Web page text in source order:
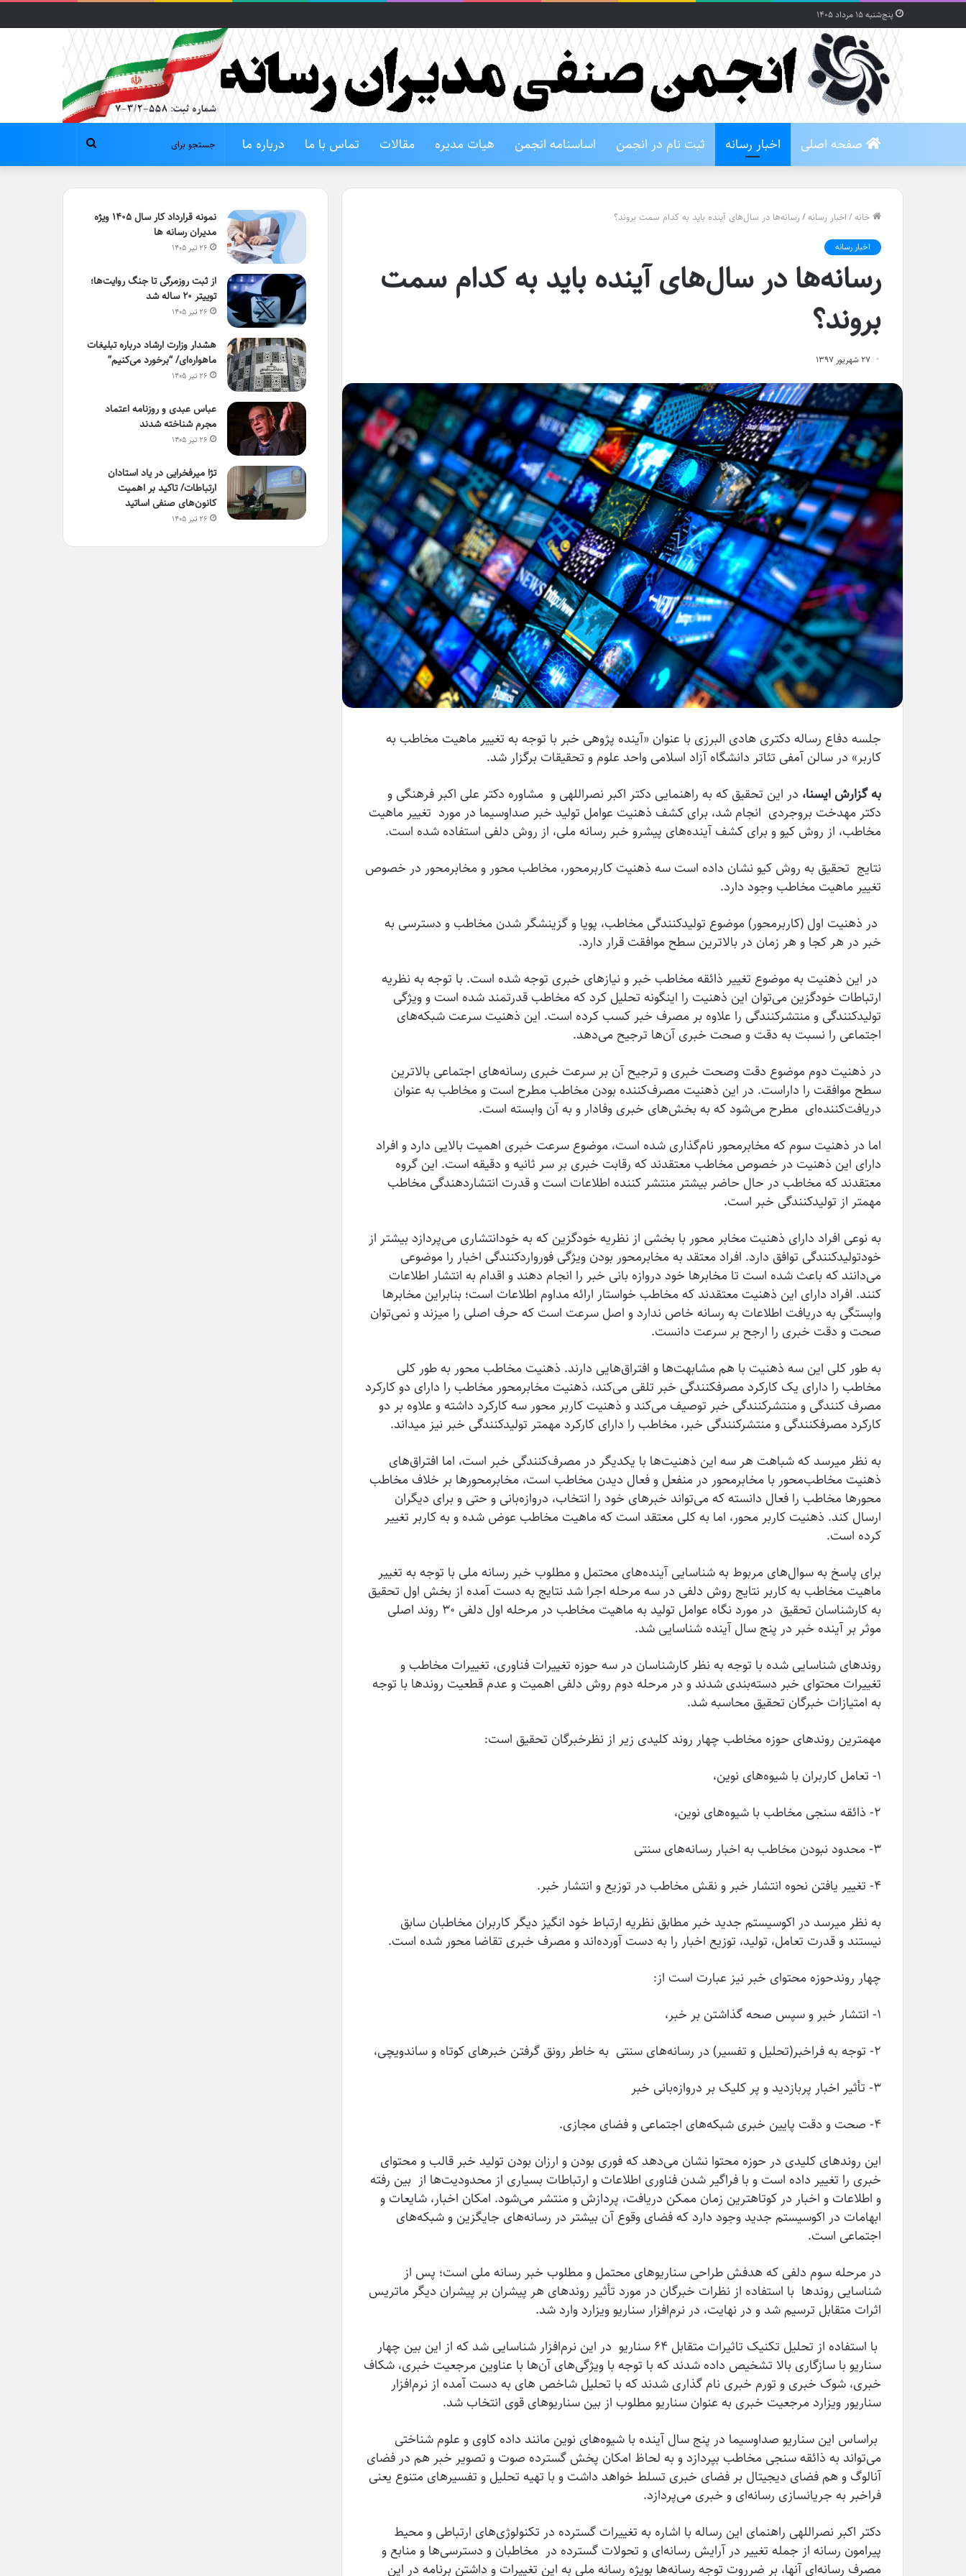
پنج‌شنبه ۱۵ مرداد ۱۴۰۵
صفحه اصلی اخبار رسانه ثبت نام در انجمن اساسنامه انجمن هیات مدیره مقالات تماس با ما درباره ما جستجو
برای
خانه/ اخبار رسانه/ رسانه‌ها در سال‌های آینده باید به کدام سمت بروند؟
اخبار رسانه
رسانه‌ها در سال‌های آینده باید به کدام سمت
بروند؟
۲۷ شهریور ۱۳۹۷
جلسه دفاع رساله دکتری هادی البرزی با عنوان «آینده پژوهی خبر با توجه به تغییر ماهیت مخاطب به
کاربر» در سالن آمفی تئاتر دانشگاه آزاد اسلامی واحد علوم و تحقیقات برگزار شد.
به گزارش ایسنا، در این تحقیق که به راهنمایی دکتر اکبر نصراللهی و مشاوره دکتر علی اکبر فرهنگی و
دکتر مهدخت بروجردی انجام شد، برای کشف ذهنیت عوامل تولید خبر صداوسیما در مورد تغییر ماهیت
مخاطب، از روش کیو و برای کشف آینده‌های پیشرو خبر رسانه ملی، از روش دلفی استفاده شده است.
نتایج تحقیق به روش کیو نشان داده است سه ذهنیت کاربرمحور، مخاطب محور و مخابرمحور در خصوص
تغییر ماهیت مخاطب وجود دارد.
در ذهنیت اول (کاربرمحور) موضوع تولیدکنندگی مخاطب، پویا و گزینشگر شدن مخاطب و دسترسی به
خبر در هر کجا و هر زمان در بالاترین سطح موافقت قرار دارد.
در این ذهنیت به موضوع تغییر ذائقه مخاطب خبر و نیازهای خبری توجه شده است. با توجه به نظریه
ارتباطات خودگزین می‌توان این ذهنیت را این­گونه تحلیل کرد که مخاطب قدرتمند شده است و ویژگی
تولیدکنندگی و منتشرکنندگی را علاوه بر مصرف خبر کسب کرده است. این ذهنیت سرعت شبکه‌های
اجتماعی را نسبت به دقت و صحت خبری آن‌ها ترجیح می‌دهد.
در ذهنیت دوم موضوع دقت وصحت خبری و ترجیح آن بر سرعت خبری رسانه‌­های اجتماعی بالاترین
سطح موافقت را داراست. در این ذهنیت مصرف‌کننده بودن مخاطب مطرح است و مخاطب به عنوان
دریافت‌کننده‌­ای مطرح می‌شود که به بخش‌های خبری وفادار و به آن وابسته است.
اما در ذهنیت سوم که مخابرمحور نام‌گذاری شده است، موضوع سرعت خبری اهمیت بالایی دارد و افراد
دارای این ذهنیت در خصوص مخاطب معتقدند که رقابت خبری بر سر ثانیه و دقیقه است. این گروه
معتقدند که مخاطب در حال حاضر بیشتر منتشر کننده اطلاعات است و قدرت انتشاردهندگی مخاطب
مهمتر از تولیدکنندگی خبر است.
به نوعی افراد دارای ذهنیت مخابر محور با بخشی از نظریه خودگزین که به خودانتشاری می‌پردازد بیشتر از
خودتولیدکنندگی توافق دارد. افراد معتقد به مخابرمحور بودن ویژگی فورواردکنندگی اخبار را موضوعی
می‌دانند که باعث شده است تا مخابرها خود دروازه بانی خبر را انجام دهند و اقدام به انتشار اطلاعات
کنند. افراد دارای این ذهنیت معتقدند که مخاطب خواستار ارائه مداوم اطلاعات است؛ بنابراین مخابرها
وابستگی به دریافت اطلاعات به رسانه خاص ندارد و اصل سرعت است که حرف اصلی را می­زند و نمی‌توان
صحت و دقت خبری را ارجح بر سرعت دانست.
به طور کلی این سه ذهنیت با هم مشابهت­‌ها و افتراق‌­هایی دارند. ذهنیت مخاطب محور به طور کلی
مخاطب را دارای یک کارکرد مصرف­کنندگی خبر تلقی می‌کند، ذهنیت مخابرمحور مخاطب را دارای دو کارکرد
مصرف کنندگی و منتشرکنندگی خبر توصیف می‌کند و ذهنیت کاربر محور سه کارکرد داشته و علاوه بر دو
کارکرد مصرف­کنندگی و منتشرکنندگی خبر، مخاطب را دارای کارکرد مهمتر تولیدکنندگی خبر نیز می­داند.
به نظر می­رسد که شباهت هر سه این ذهنیت­‌ها با یکدیگر در مصرف‌­کنندگی خبر است، اما افتراق‌­های
ذهنیت مخاطب­‌محور با مخابرمحور در منفعل و فعال دیدن مخاطب است، مخابرمحورها بر خلاف مخاطب
محورها مخاطب را فعال دانسته که می‌­تواند خبرهای خود را انتخاب، دروازه‌­بانی و حتی و برای دیگران
ارسال کند. ذهنیت کاربر محور، اما به کلی معتقد است که ماهیت مخاطب عوض شده و به کاربر تغییر
کرده است.
برای پاسخ به سوال­‌های مربوط به شناسایی آینده­‌های محتمل و مطلوب خبر رسانه ملی با توجه به تغییر
ماهیت مخاطب به کاربر نتایج روش دلفی در سه مرحله اجرا شد نتایج به دست آمده از بخش اول تحقیق
به کارشناسان تحقیق در مورد نگاه عوامل تولید به ماهیت مخاطب در مرحله اول دلفی ۳۰ روند اصلی
موثر بر آینده خبر در پنج سال آینده شناسایی شد.
روندهای شناسایی شده با توجه به نظر کارشناسان در سه حوزه تغییرات فناوری، تغییرات مخاطب و
تغییرات محتوای خبر دسته­‌بندی شدند و در مرحله دوم روش دلفی اهمیت و عدم قطعیت روندها با توجه
به امتیازات خبرگان تحقیق محاسبه شد.
مهم­ترین روندهای حوزه مخاطب چهار روند کلیدی زیر از نظرخبرگان تحقیق است:
۱- تعامل کاربران با شیوه‌های نوین،
۲- ذائقه­ سنجی مخاطب با شیوه‌های نوین،
۳- محدود نبودن مخاطب به اخبار رسانه­‌های سنتی
۴- تغییر یافتن نحوه انتشار خبر و نقش مخاطب در توزیع و انتشار خبر.
به نظر می­رسد در اکوسیستم جدید خبر مطابق نظریه ارتباط خود انگیز دیگر کاربران مخاطبان سابق
نیستند و قدرت تعامل، تولید، توزیع اخبار را به دست آورده‌­اند و مصرف خبری تقاضا محور شده است.
چهار روندحوزه محتوای خبر نیز عبارت است از:
۱- انتشار خبر و سپس صحه گذاشتن بر خبر،
۲- توجه به فراخبر(تحلیل و تفسیر) در رسانه‌­های سنتی به خاطر رونق گرفتن خبرهای کوتاه و ساندویچی،
۳- تأثیر اخبار پربازدید و پر کلیک بر دروازه‌­بانی خبر
۴- صحت و دقت پایین خبری شبکه‌های اجتماعی و فضای مجازی.
این روندهای کلیدی در حوزه محتوا نشان می‌دهد که فوری بودن و ارزان بودن تولید خبر قالب و محتوای
خبری را تغییر داده است و با فراگیر شدن فناوری اطلاعات و ارتباطات بسیاری از محدودیت­‌ها از بین رفته
و اطلاعات و اخبار در کوتاهترین زمان ممکن دریافت، پردازش و منتشر می‌شود. امکان اخبار، شایعات و
ابهامات در اکوسیستم جدید وجود دارد که فضای وقوع آن بیشتر در رسانه‌های جایگزین و شبکه‌های
اجتماعی است.
در مرحله سوم دلفی که هدفش طراحی سناریوهای محتمل و مطلوب خبر رسانه ملی است؛ پس از
شناسایی روندها با استفاده از نظرات خبرگان در مورد تأثیر روندهای هر پیشران بر پیشران دیگر ماتریس
اثرات متقابل ترسیم شد و در نهایت، در نرم‌افزار سناریو ویزارد وارد شد.
با استفاده از تحلیل تکنیک تاثیرات متقابل ۶۴ سناریو در این نرم‌افزار شناسایی شد که از این بین چهار
سناریو با سازگاری بالا تشخیص داده شدند که با توجه با ویژگی­‌های آن‌ها با عناوین مرجعیت خبری، شکاف
خبری، شوک خبری و تورم خبری نام گذاری شدند که با تحلیل شاخص های به دست آمده از نرم‌افزار
سناریور ویزارد مرجعیت خبری به عنوان سناریو مطلوب از بین سناریوهای قوی انتخاب شد.
براساس این سناریو صداوسیما در پنج سال آینده با شیوه‌های نوین مانند داده کاوی و علوم شناختی
می‌تواند به ذائقه سنجی مخاطب بپردازد و به لحاظ امکان پخش گسترده صوت و تصویر خبر هم در فضای
آنالوگ و هم فضای دیجیتال بر فضای خبری تسلط خواهد داشت و با تهیه تحلیل و تفسیر­های متنوع یعنی
فراخبر به جریان­سازی رسانه‌ای و خبری می‌پردازد.
دکتر اکبر نصراللهی راهنمای این رساله با اشاره به تغییرات گسترده در تکنولوژی‌های ارتباطی و محیط
پیرامون رسانه از جمله تغییر در آرایش رسانه‌ای و تحولات گسترده در مخاطبان و دسترسی‌ها و منابع و
مصرف رسانه‌ای آنها، بر ضرروت توجه رسانه‌ها بویژه رسانه ملی به این تغییرات و داشتن برنامه در این
نمونه قرارداد کار سال ۱۴۰۵ ویژه
مدیران رسانه ها
۲۶ تیر ۱۴۰۵
از ثبت روزمرگی تا جنگ روایت‌ها؛
توییتر ۲۰ ساله شد
۲۶ تیر ۱۴۰۵
هشدار وزارت ارشاد درباره تبلیغات
ماهواره‌ای/ “برخورد می‌کنیم”
۲۶ تیر ۱۴۰۵
عباس عبدی و روزنامه اعتماد
مجرم شناخته شدند
۲۶ تیر ۱۴۰۵
تژا میرفخرایی در یاد استادان
ارتباطات/ تاکید بر اهمیت
کانون‌های صنفی اساتید
۲۶ تیر ۱۴۰۵